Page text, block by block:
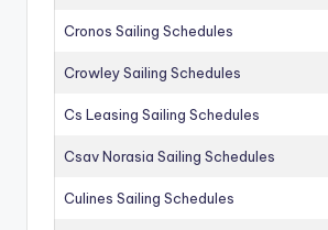
Cronos Sailing Schedules
Crowley Sailing Schedules
Cs Leasing Sailing Schedules
Csav Norasia Sailing Schedules
Culines Sailing Schedules